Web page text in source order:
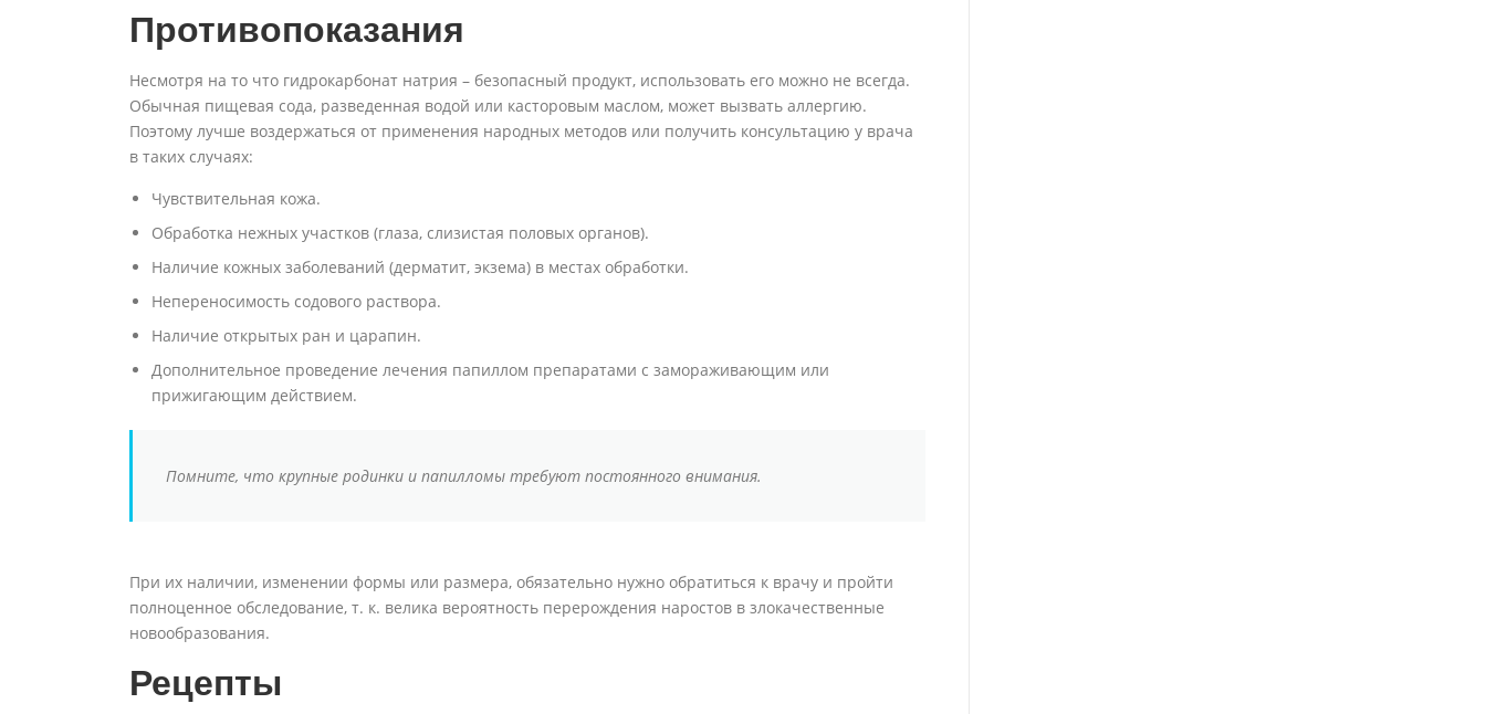
Противопоказания
Несмотря на то что гидрокарбонат натрия – безопасный продукт, использовать его можно не всегда.
Обычная пищевая сода, разведенная водой или касторовым маслом, может вызвать аллергию.
Поэтому лучше воздержаться от применения народных методов или получить консультацию у врача
в таких случаях:
Чувствительная кожа.
Обработка нежных участков (глаза, слизистая половых органов).
Наличие кожных заболеваний (дерматит, экзема) в местах обработки.
Непереносимость содового раствора.
Наличие открытых ран и царапин.
Дополнительное проведение лечения папиллом препаратами с замораживающим или
прижигающим действием.
Помните, что крупные родинки и папилломы требуют постоянного внимания.
При их наличии, изменении формы или размера, обязательно нужно обратиться к врачу и пройти
полноценное обследование, т. к. велика вероятность перерождения наростов в злокачественные
новообразования.
Рецепты